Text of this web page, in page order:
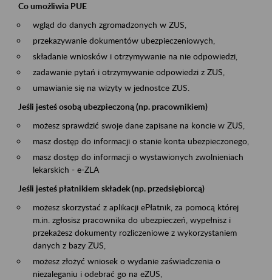
Co umożliwia PUE
wgląd do danych zgromadzonych w ZUS,
przekazywanie dokumentów ubezpieczeniowych,
składanie wniosków i otrzymywanie na nie odpowiedzi,
zadawanie pytań i otrzymywanie odpowiedzi z ZUS,
umawianie się na wizyty w jednostce ZUS.
Jeśli jesteś osobą ubezpieczoną (np. pracownikiem)
możesz sprawdzić swoje dane zapisane na koncie w ZUS,
masz dostęp do informacji o stanie konta ubezpieczonego,
masz dostęp do informacji o wystawionych zwolnieniach
lekarskich - e-ZLA
Jeśli jesteś płatnikiem składek (np. przedsiębiorcą)
możesz skorzystać z aplikacji ePłatnik, za pomocą której
m.in. zgłosisz pracownika do ubezpieczeń, wypełnisz i
przekażesz dokumenty rozliczeniowe z wykorzystaniem
danych z bazy ZUS,
możesz złożyć wniosek o wydanie zaświadczenia o
niezaleganiu i odebrać go na eZUS,